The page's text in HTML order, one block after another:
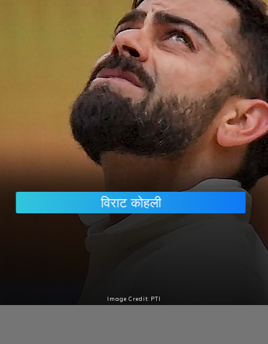
विराट कोहली
विराट कोहली इस लिस्ट के टॉपर हैं. कोहली के नाम मौजूदा समय में
इंटरनेशनल क्रिकेट में कुल 80 शतक दर्ज हैं.
Image Credit: PTI